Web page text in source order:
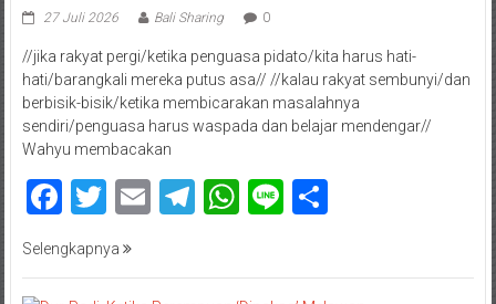
27 Juli 2026 Bali Sharing 0
//jika rakyat pergi/ketika penguasa pidato/kita harus hati-
hati/barangkali mereka putus asa// //kalau rakyat sembunyi/dan
berbisik-bisik/ketika membicarakan masalahnya
sendiri/penguasa harus waspada dan belajar mendengar//
Wahyu membacakan
Facebook
Twitter
EmailTelegram
WhatsApp
LineShare
Selengkapnya